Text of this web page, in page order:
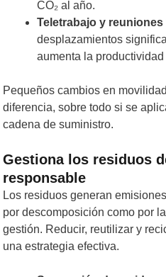
CO₂ al año.
Teletrabajo y
desplazamientos
aumenta la
Pequeños cambios en
diferencia, sobre todo si se
cadena de suministro.
Gestiona los residuos
responsable
Los residuos generan
por descomposición como por
gestión. Reducir, reutilizar y
una estrategia efectiva.